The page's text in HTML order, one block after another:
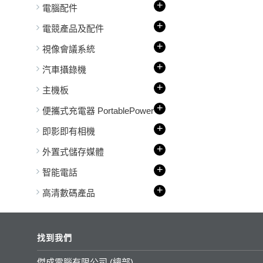
電腦配件 +
電競產品及配件 +
視像會議系統 +
汽車攝錄機 +
主機板 +
便攜式充電器 PortablePower +
即影即有相機 +
外置式儲存媒體 +
智能電話 +
高清數碼產品 +
找到我們